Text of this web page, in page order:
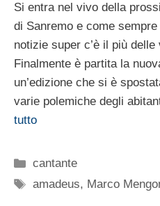
Si entra nel vivo della
di Sanremo e come
notizie super c’è il più
Finalmente è partita la
un’edizione che si è
varie polemiche degli
tutto
Categorie
cantante
Tag
amadeus, Marco